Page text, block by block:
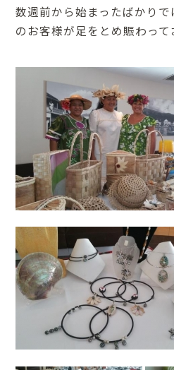
数週前から始まったばかり
のお客様が足をとめ賑わって